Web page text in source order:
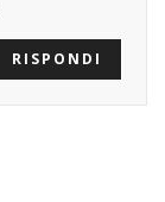
RISPONDI